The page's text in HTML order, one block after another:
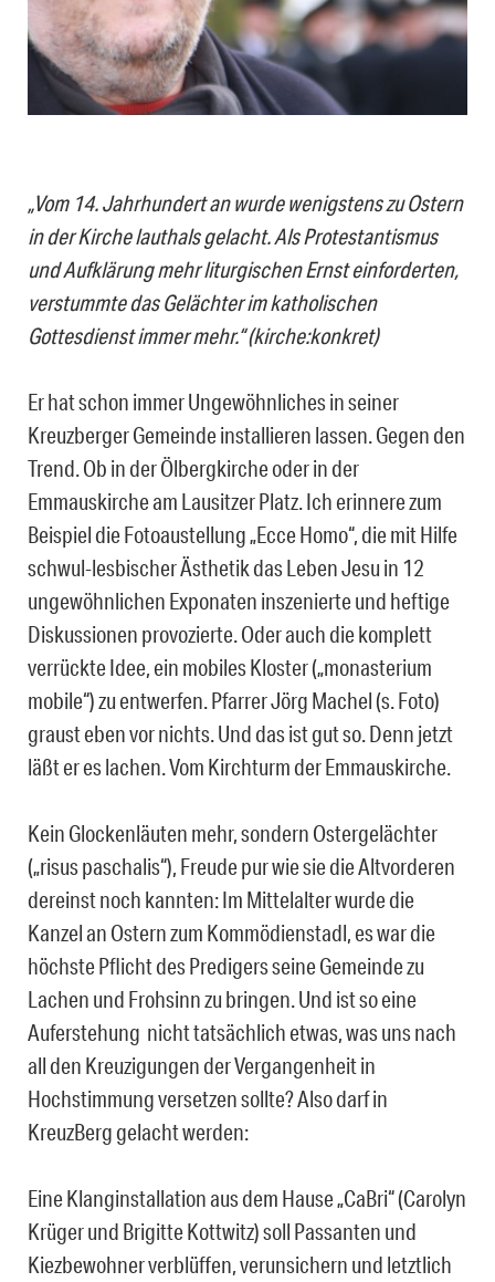
„Vom 14. Jahrhundert an wurde wenigstens zu Ostern
in der Kirche lauthals gelacht. Als Protestantismus
und Aufklärung mehr liturgischen Ernst einforderten,
verstummte das Gelächter im katholischen
Gottesdienst immer mehr.“ (kirche:konkret)
Er hat schon immer Ungewöhnliches in seiner
Kreuzberger Gemeinde installieren lassen. Gegen den
Trend. Ob in der Ölbergkirche oder in der
Emmauskirche am Lausitzer Platz. Ich erinnere zum
Beispiel die Fotoaustellung „Ecce Homo“, die mit Hilfe
schwul-lesbischer Ästhetik das Leben Jesu in 12
ungewöhnlichen Exponaten inszenierte und heftige
Diskussionen provozierte. Oder auch die komplett
verrückte Idee, ein mobiles Kloster („monasterium
mobile“) zu entwerfen. Pfarrer Jörg Machel (s. Foto)
graust eben vor nichts. Und das ist gut so. Denn jetzt
läßt er es lachen. Vom Kirchturm der Emmauskirche.
Kein Glockenläuten mehr, sondern Ostergelächter
(„risus paschalis“), Freude pur wie sie die Altvorderen
dereinst noch kannten: Im Mittelalter wurde die
Kanzel an Ostern zum Kommödienstadl, es war die
höchste Pflicht des Predigers seine Gemeinde zu
Lachen und Frohsinn zu bringen. Und ist so eine
Auferstehung nicht tatsächlich etwas, was uns nach
all den Kreuzigungen der Vergangenheit in
Hochstimmung versetzen sollte? Also darf in
KreuzBerg gelacht werden:
Eine Klanginstallation aus dem Hause „CaBri“ (Carolyn
Krüger und Brigitte Kottwitz) soll Passanten und
Kiezbewohner verblüffen, verunsichern und letztlich